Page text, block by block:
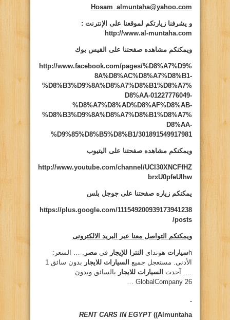
Hosam_almuntaha@yahoo.com
و يشرفنا زيارتكم لموقعنا على الإنترنت :
http://www.al-muntaha.com
ويمكنكم مشاهده صفحتنا على الفيس بوك
http://www.facebook.com/pages/%D8%A7%D9%
8A%D8%AC%D8%A7%D8%B1-
%D8%B3%D9%8A%D8%A7%D8%B1%D8%A7%
D8%AA-01227776049-
%D8%A7%D8%AD%D8%AF%D8%AB-
%D8%B3%D9%8A%D8%A7%D8%B1%D8%A7%
D8%AA-
%D9%85%D8%B5%D8%B1/301891549917981
ويمكنكم مشاهده صفحتنا على اليتيوب
http://www.youtube.com/channel/UCI30XNCFfHZ
brxU0pfeUlhw
يمكنكم زياره صفحتنا على جوجل بلس
https://plus.google.com/111549200939173941238
/posts
ويمكنكم التواصل معنا عبر البريد الالكترونى
hسيارات هونداي النترا للإيجار في مصر . … السعر:
الأدنى. مستعجل جميع السيارات للايجار
بدون سائق 1
…. آحدث السيارات للايجار بالسائق وبدون
GlobalCompany 26 …
RENT CARS IN EGYPT ((Almuntaha